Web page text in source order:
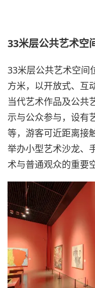
33米层公共艺术空
33米层公共艺术空间
方米，以开放式、互
当代艺术作品及公共
示与公众参与，设有
等，游客可近距离接
举办小型艺术沙龙、
术与普通观众的重要